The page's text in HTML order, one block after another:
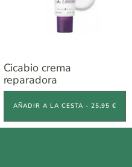
Cicabio crema
reparadora
AÑADIR A LA CESTA - 25,95 €